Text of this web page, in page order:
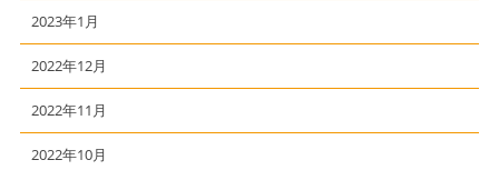
2023年1月
2022年12月
2022年11月
2022年10月